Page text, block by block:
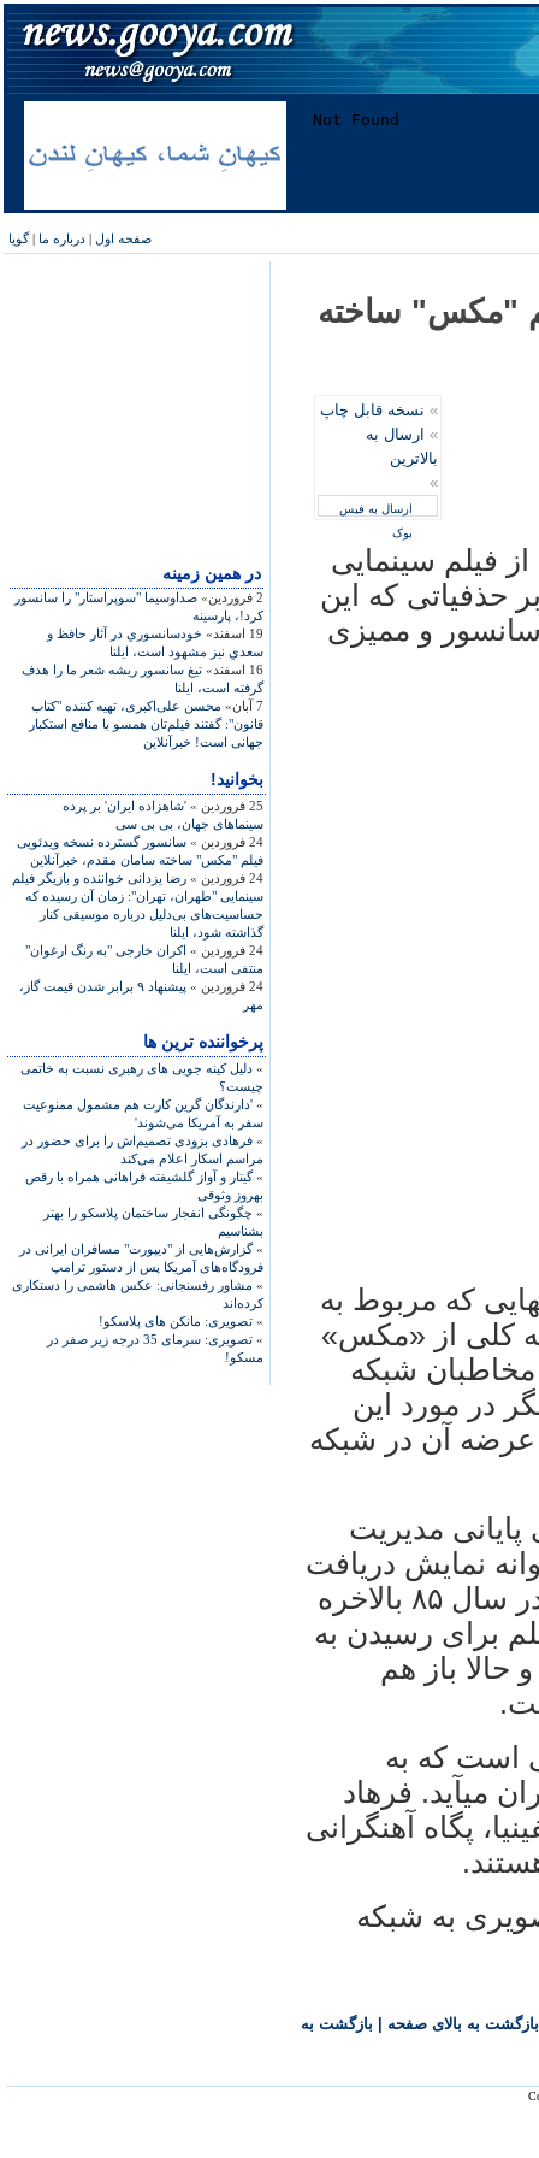
صفحه اول | درباره ما |گویا
در همين زمينه
2 فروردین»
صداوسیما "سوپراستار" را سانسور
کرد!، پارسینه
19 اسفند»
خودسانسوري در آثار حافظ و
سعدي نيز مشهود است، ایلنا
16 اسفند»
تيغ سانسور ريشه‌‌‌ شعر ما را هدف
گرفته است، ایلنا
7 آبان»
محسن علی‌اکبری، تهيه کننده "کتاب
قانون": گفتند فيلم‌تان همسو با منافع استکبار
جهانی است! خبرآنلاين
بخوانید!
25 فروردین »
'شاهزاده ایران' بر پرده
سینماهای جهان، بی بی سی
24 فروردین »
سانسور گسترده نسخه ويدئويی
فيلم "مکس" ساخته سامان مقدم، خبرآنلاين
24 فروردین »
رضا يزدانی خواننده و بازيگر فيلم
سينمايی "طهران، تهران": زمان آن رسيده که
حساسيت‌های بی‌دليل درباره موسيقی کنار
گذاشته شود، ايلنا
24 فروردین »
اکران خارجی "به رنگ ارغوان"
منتفی است، ايلنا
24 فروردین »
پیشنهاد ۹ برابر شدن قیمت گاز،
مهر
پرخواننده ترین ها
» دلیل کینه جویی های رهبری نسبت به خاتمی
چیست؟
» 'دارندگان گرین کارت هم مشمول ممنوعیت
سفر به آمریکا می‌شوند'
» فرهادی بزودی تصمیم‌اش را برای حضور در
مراسم اسکار اعلام می‌کند
»گیتار و آواز گلشیفته فراهانی همراه با رقص
بهروز وثوقی
» چگونگی انفجار ساختمان پلاسکو را بهتر
بشناسیم
»گزارش‌هایی از "دیپورت" مسافران ایرانی در
فرودگاه‌های آمریکا پس از دستور ترامپ
» مشاور رفسنجانی: عکس هاشمی را دستکاری
کرده‌اند
» تصویری: مانکن های پلاسکو!
»
تصویری: سرمای 35 درجه زیر صفر در
مسکو!
"مکس" ساخته
» نسخه قابل چاپ
» ارسال به
بالاترین
»
ارسال به فیس
بوک
فيلم سينمايی
حذفياتی که اين
سانسور و مميزی
که مربوط به
به کلی از «مکس»​
مخاطبان شبکه
در مورد اين
عرضه آن در شبکه
۸۴ در روزهای پايانی مديريت
نمايش دريافت
کرد، مدت​ها در نوبت نمايش ماند تا آنکه در سال ۸۵ بالاخره
برای رسيدن به
حالا باز هم
است که به
می​آيد. فرهاد
پگاه آهنگرانی
به شبکه
بازگشت به بالای صفحه بازگشت به